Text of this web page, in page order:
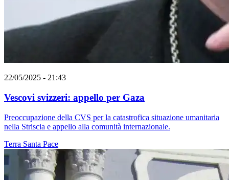
22/05/2025 - 21:43
Vescovi svizzeri: appello per Gaza
Preoccupazione della CVS per la catastrofica situazione umanitaria
nella Striscia e appello alla comunità internazionale.
Terra Santa Pace